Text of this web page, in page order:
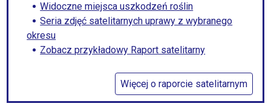
Widoczne miejsca uszkodzeń roślin
Seria zdjęć satelitarnych uprawy z wybranego
okresu
Zobacz przykładowy Raport satelitarny
Więcej o raporcie satelitarnym